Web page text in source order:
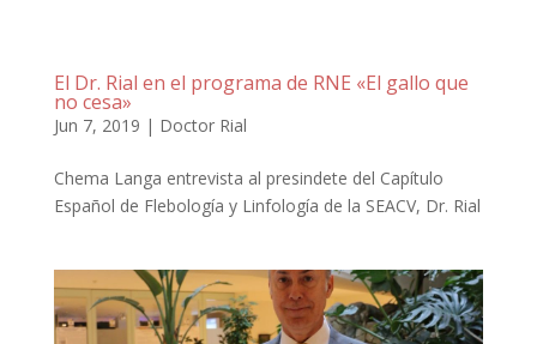
El Dr. Rial en el programa de RNE «El gallo que
no cesa»
Jun 7, 2019 | Doctor Rial
Chema Langa entrevista al presindete del Capítulo
Español de Flebología y Linfología de la SEACV, Dr. Rial